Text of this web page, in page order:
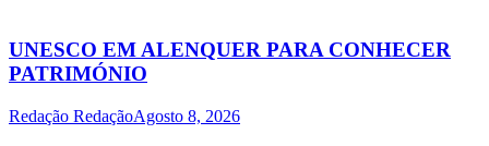
UNESCO EM ALENQUER PARA CONHECER
PATRIMÓNIO
Redação RedaçãoAgosto 8, 2026